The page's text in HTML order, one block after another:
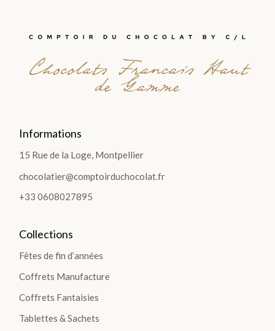
Chocolats Francais Haut
de Gamme
Informations
15 Rue de la Loge, Montpellier
chocolatier@comptoirduchocolat.fr
+33 0608027895
Collections
Fêtes de fin d’années
Coffrets Manufacture
Coffrets Fantaisies
Tablettes & Sachets